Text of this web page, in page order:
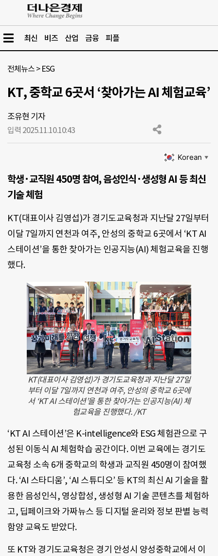
최신 비즈 산업 금융 피플
전체뉴스 > ESG
KT, 중학교 6곳서 ‘찾아가는 AI 체험교육’
조유현 기자
입력 2025.11.10.10:43
Korean ▼
학생·교직원 450명 참여, 음성인식·생성형 AI 등 최신
기술 체험
KT(대표이사 김영섭)가 경기도교육청과 지난달 27일부터
이달 7일까지 연천과 여주, 안성의 중학교 6곳에서 ‘KT AI
스테이션’을 통한 찾아가는 인공지능(AI) 체험교육을 진행
했다.
KT(대표이사 김영섭)가 경기도교육청과 지난달 27일
부터 이달 7일까지 연천과 여주, 안성의 중학교 6곳에
서 ‘KT AI 스테이션’을 통한 찾아가는 인공지능(AI) 체
험교육을 진행했다. /KT
‘KT AI 스테이션’은 K-intelligence와 ESG 체험관으로 구
성된 이동식 AI 체험학습 공간이다. 이번 교육에는 경기도
교육청 소속 6개 중학교의 학생과 교직원 450명이 참여했
다. ‘AI 스타디움’, ‘AI 스튜디오’ 등 KT의 최신 AI 기술을 활
용한 음성인식, 영상합성, 생성형 AI 기술 콘텐츠를 체험하
고, 딥페이크와 가짜뉴스 등 디지털 윤리와 정보 판별 능력
함양 교육도 받았다.
또 KT와 경기도교육청은 경기 안성시 양성중학교에서 이